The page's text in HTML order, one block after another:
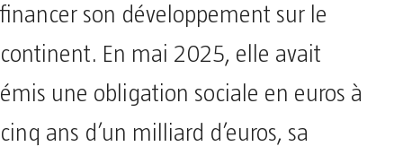
financer son développement sur le
continent. En mai 2025, elle avait
émis une obligation sociale en euros à
cinq ans d’un milliard d’euros, sa